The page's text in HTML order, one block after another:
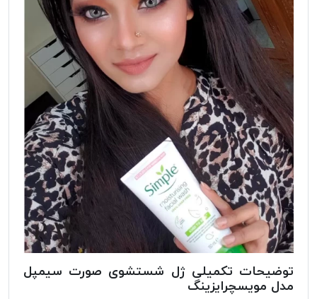
توضیحات تکمیلی ژل شستشوی صورت سیمپل
مدل مویسچرایزینگ